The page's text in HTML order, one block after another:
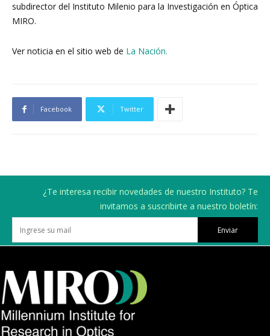
subdirector del Instituto Milenio para la Investigación en Óptica
MIRO.
Ver noticia en el sitio web de La Nación.
Facebook Twitter
¿Te interesa recibir novedades de nuestro Instituto? Te
invitamos a suscribirte a nuestro boletín:
Enviar